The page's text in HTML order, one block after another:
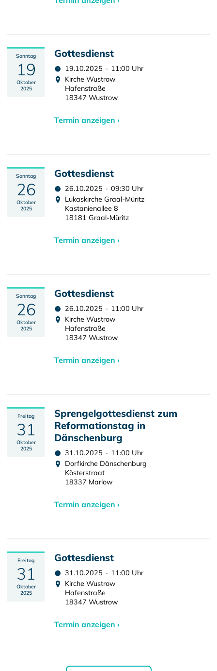
Sonntag
19
Oktober
2025
Gottesdienst
19.10.2025 · 11:00 Uhr
Kirche Wustrow
Hafenstraße
18347 Wustrow
Termin anzeigen ›
Sonntag
26
Oktober
2025
Gottesdienst
26.10.2025 · 09:30 Uhr
Lukaskirche Graal-Müritz
Kastanienallee 8
18181 Graal-Müritz
Termin anzeigen ›
Sonntag
26
Oktober
2025
Gottesdienst
26.10.2025 · 11:00 Uhr
Kirche Wustrow
Hafenstraße
18347 Wustrow
Termin anzeigen ›
Freitag
31
Oktober
2025
Sprengelgottesdienst zum
Reformationstag in
Dänschenburg
31.10.2025 · 11:00 Uhr
Dorfkirche Dänschenburg
Kösterstraat
18337 Marlow
Termin anzeigen ›
Freitag
31
Oktober
2025
Gottesdienst
31.10.2025 · 11:00 Uhr
Kirche Wustrow
Hafenstraße
18347 Wustrow
Termin anzeigen ›